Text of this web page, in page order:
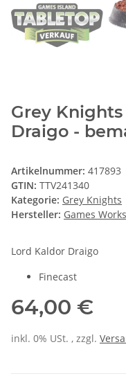
Grey
Draigo -
Artikelnummer: 417893
GTIN: TTV241340
Kategorie: Grey Knights
Hersteller: Games
Lord Kaldor Draigo
Finecast
64,00 €
inkl. 0% USt. , zzgl.